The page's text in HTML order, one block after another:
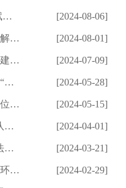
[2024-08-06]
题 [2024-08-01]
度 [2024-07-09]
[2024-05-28]
” [2024-05-15]
[2024-04-01]
[2024-03-21]
作 [2024-02-29]